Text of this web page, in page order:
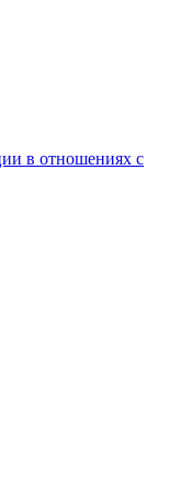
в отношениях с